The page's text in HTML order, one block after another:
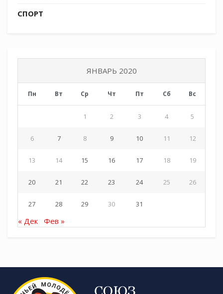
После завершения реконструкции всех
Галерея мероприятия:
СПОРТ
ЯНВАРЬ 2020
Пн Вт Ср Чт Пт Сб Вс
1 2 3 4 5
6 7 8 9 10 11 12
13 14 15 16 17 18 19
20 21 22 23 24 25 26
27 28 29 30 31
« Дек Фев »